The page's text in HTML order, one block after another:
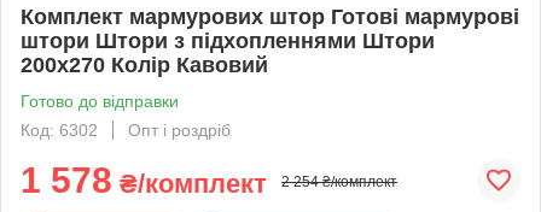
Комплект мармурових штор Готові мармурові
штори Штори з підхопленнями Штори
200х270 Колір Кавовий
Готово до відправки
Код: 6302
Опт і роздріб
1 578 ₴/комплект 2 254 ₴/комплект